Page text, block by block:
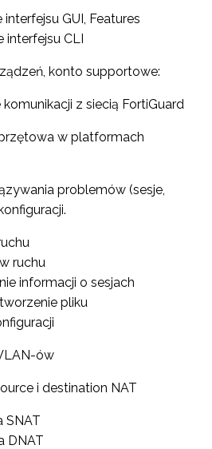
GUI, Features
CLI
konto supportowe:
z siecią FortiGuard
w platformach
problemów (sesje,
ruchu
o sesjach
pliku
ów
i destination NAT
DNAT